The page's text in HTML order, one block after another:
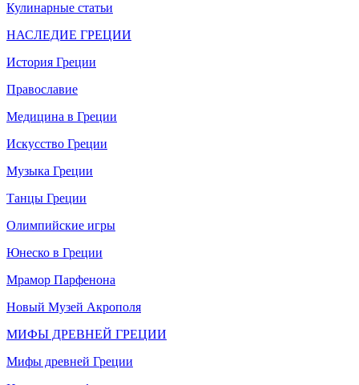
Кулинарные статьи
НАСЛЕДИЕ ГРЕЦИИ
История Греции
Православие
Медицина в Греции
Искусство Греции
Музыка Греции
Танцы Греции
Олимпийские игры
Юнеско в Греции
Мрамор Парфенона
Новый Музей Акрополя
МИФЫ ДРЕВНЕЙ ГРЕЦИИ
Мифы древней Греции